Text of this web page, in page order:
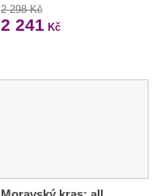
2 298 Kč
2 241 Kč